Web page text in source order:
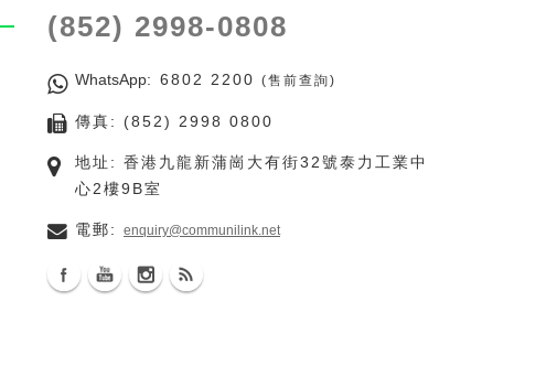
(852) 2998-0808
WhatsApp: 6802 2200 (售前查詢)
傳真: (852) 2998 0800
地址: 香港九龍新蒲崗大有街32號泰力工業中
心2樓9B室
電郵: enquiry@communilink.net